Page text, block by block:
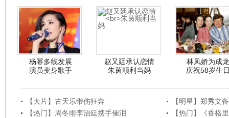
杨幂多线发展
演员变身歌手
赵又廷承认恋情
朱茵顺利当妈
林凤娇为成龙
庆祝58岁生
【大片】古天乐带伤狂奔
【明星】郑秀文
【热门】周冬雨李治廷携手催泪
【热门】《香格